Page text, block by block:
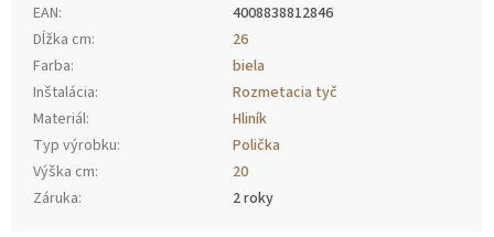
EAN:
4008838812846
Dĺžka cm:
26
Farba:
biela
Inštalácia:
Rozmetacia tyč
Materiál:
Hliník
Typ výrobku:
Polička
Výška cm:
20
Záruka:
2 roky